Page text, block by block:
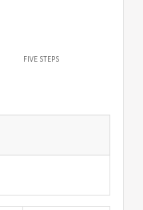
FIVE STEPS